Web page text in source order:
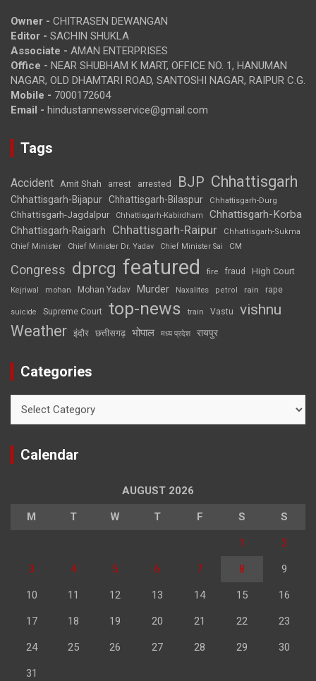
Owner - CHITRASEN DEWANGAN
Editor - SACHIN SHUKLA
Associate - AMAN ENTERPRISES
Office - NEAR SHUBHAM K MART, OFFICE NO. 1, HANUMAN
NAGAR, OLD DHAMTARI ROAD, SANTOSHI NAGAR, RAIPUR C.G.
Mobile - 7000172604
Email - hindustannewsservice@gmail.com
Tags
Accident Amit Shah arrest arrested BJP Chhattisgarh
Chhattisgarh-Bijapur Chhattisgarh-Bilaspur Chhattisgarh-Durg
Chhattisgarh-Jagdalpur Chhattisgarh-Kabirdham Chhattisgarh-Korba
Chhattisgarh-Raigarh Chhattisgarh-Raipur
Chhattisgarh-Sukma
Chief Minister
Chief Minister Dr. Yadav Chief Minister Sai CM
Congress dprcg featured fire fraud High Court
Kejriwal mohan Mohan Yadav Murder Naxalites petrol rain rape
suicide Supreme Court top-news train Vastu vishnu
Weather इंदौर छत्तीसगढ़ भोपाल मध्य प्रदेश रायपुर
Categories
Calendar
AUGUST 2026
M T W T F S S
1 2
3 4 5 6 7 8 9
10 11 12 13 14 15 16
17 18 19 20 21 22 23
24 25 26 27 28 29 30
31